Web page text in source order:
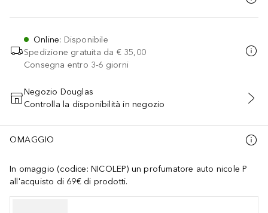
Online: Disponibile
Spedizione gratuita da € 35,00
Consegna entro 3-6 giorni
AGGIUNGI AL CARRELLO
Negozio Douglas
Controlla la disponibilità in negozio
OMAGGIO
In omaggio (codice: NICOLEP) un profumatore auto nicole P
all'acquisto di 69€ di prodotti.